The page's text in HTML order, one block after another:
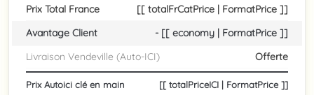
Prix Total France
[[ totalFrCatPrice | FormatPrice ]]
Avantage Client
- [[ economy | FormatPrice ]]
Livraison Vendeville (Auto-ICI)
Offerte
Prix Autoici clé en main [[ totalPriceICI | FormatPrice ]]